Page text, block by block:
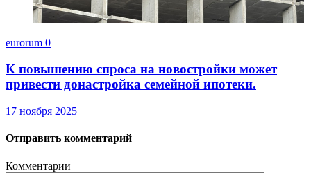
eurorum 0
К повышению спроса на новостройки может
привести донастройка семейной ипотеки.
17 ноября 2025
Отправить комментарий
Комментарии